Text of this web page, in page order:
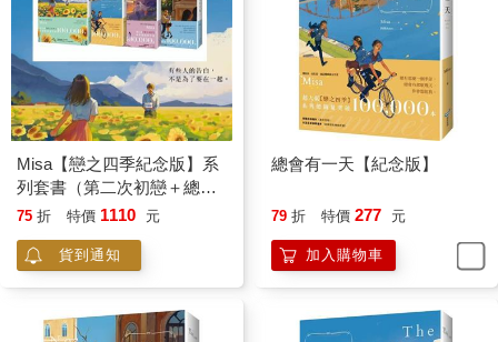
也是，隔壁班是隔壁班，跟我們一點關係也沒有。
「我們學校的轉學考不是不容易嗎？這時候轉來，亂奇怪的。」
向春日沉吟。
「代表他很聰明吧。」涂晶晶不以為意。
「恐怕向春日第一名的寶座也不保嘍。」我逗他。
「我也只是在班上第一名，又不是全校第一名，隔壁班轉學生的
成績再好，也與我無關！」向春日白我一眼。
等老師進到室後，我們的沒營養談話也就此結束，拿出空白測驗
紙，開始默寫課文。
裡頭有個與世隔絕的桃花村，那裡的人耕種勞作，自給自足，家
不閉戶。村民們熱情招待漁夫，擺酒設宴，好不熱鬧。逗留幾天
後，漁夫依依不捨離開，臨走前村民要漁夫對桃花村的事情保
密，漁夫卻沿路做了標記，回到城內後告訴太守，一票人又浩浩
Misa【戀之四季紀念版】系
列套書（第二次初戀＋總會
有一天＋秋的貓＋這個寒冬
75 折 特價 1110 元
貨到通知
總會有一天【紀念版】
79 折 特價 277 元
加入購物車